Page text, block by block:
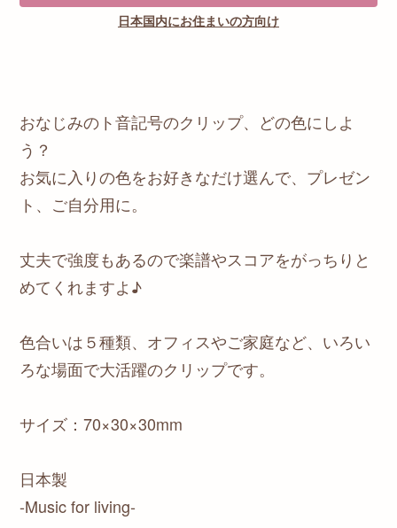
日本国内にお住まいの方向け
おなじみのト音記号のクリップ、どの色にしよ
う？
お気に入りの色をお好きなだけ選んで、プレゼン
ト、ご自分用に。
丈夫で強度もあるので楽譜やスコアをがっちりと
めてくれますよ♪
色合いは５種類、オフィスやご家庭など、いろい
ろな場面で大活躍のクリップです。
サイズ：70×30×30mm
日本製
-Music for living-